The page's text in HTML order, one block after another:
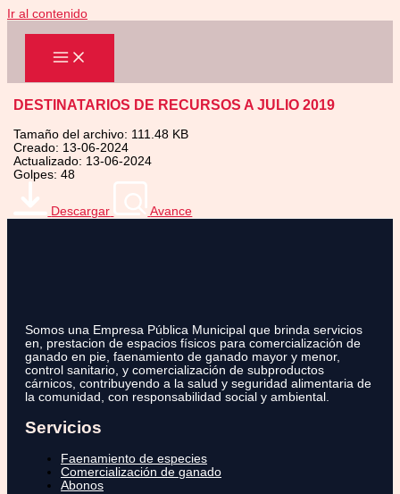
Ir al contenido
DESTINATARIOS DE RECURSOS A JULIO 2019
Tamaño del archivo: 111.48 KB
Creado: 13-06-2024
Actualizado: 13-06-2024
Golpes: 48
Descargar Avance
Somos una Empresa Pública Municipal que brinda servicios
en, prestacion de espacios físicos para comercialización de
ganado en pie, faenamiento de ganado mayor y menor,
control sanitario, y comercialización de subproductos
cárnicos, contribuyendo a la salud y seguridad alimentaria de
la comunidad, con responsabilidad social y ambiental.
Servicios
Faenamiento de especies
Comercialización de ganado
Abonos